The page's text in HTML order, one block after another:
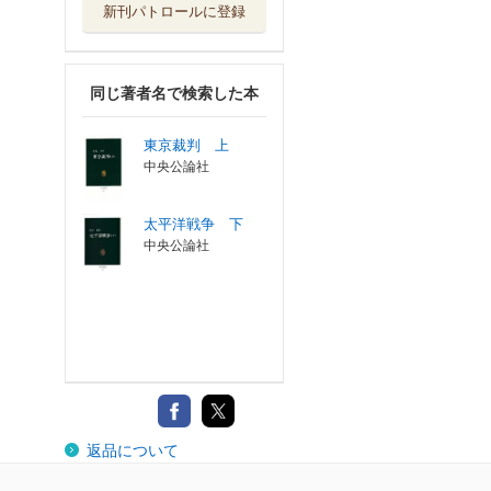
新刊パトロールに登録
同じ著者名で検索した本
東京裁判 上
中央公論社
太平洋戦争 下
中央公論社
返品について